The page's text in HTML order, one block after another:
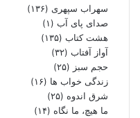
سهراب سپهری (۱۳۶)
صدای پای آب (۱)
هشت کتاب (۱۳۵)
آواز آفتاب (۳۲)
حجم سبز (۲۵)
زندگی خواب ها (۱۶)
شرق اندوه (۲۵)
ما هیچ، ما نگاه (۱۴)